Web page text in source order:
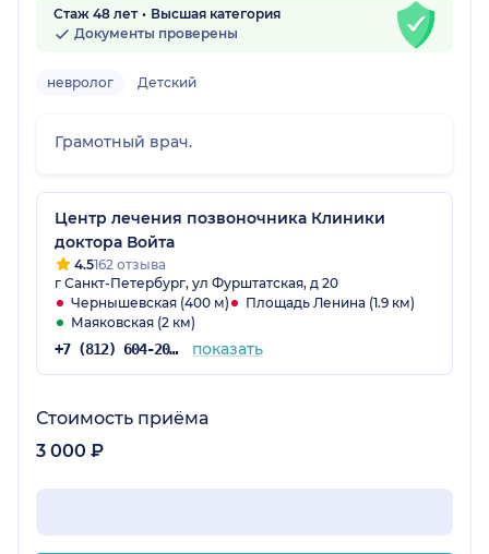
Стаж 48 лет
Высшая категория
Документы проверены
невролог Детский
Грамотный врач.
Центр лечения позвоночника Клиники
доктора Войта
4.5162 отзыва
г Санкт-Петербург, ул Фурштатская, д 20
Чернышевская (400 м)
Площадь Ленина (1.9 км)
Маяковская (2 км)
+7 (812) 604-20-58 показать
Стоимость приёма
3 000 ₽